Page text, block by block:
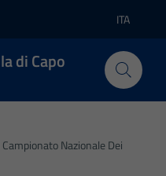
Lingua
ITA
di Capo
Nazionale Dei